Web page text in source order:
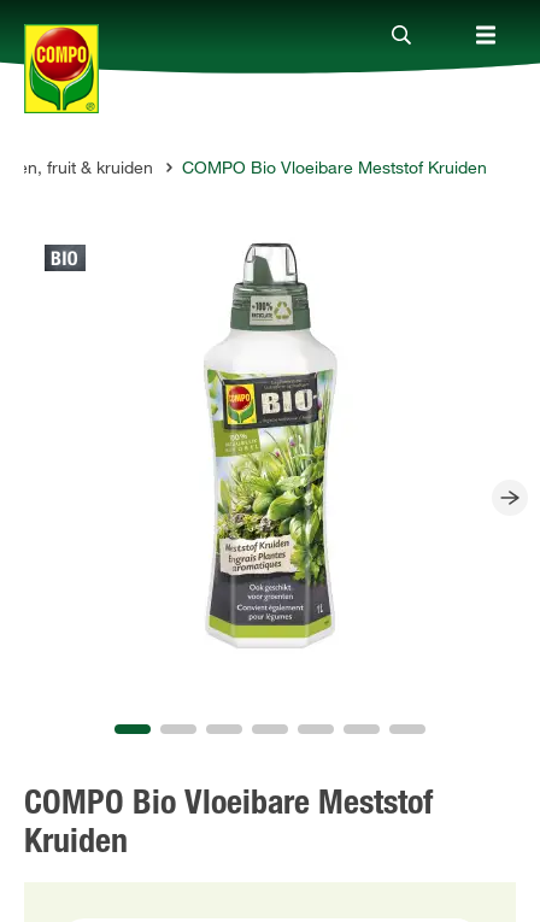
Producten
Advies
fruit & kruiden COMPO Bio Vloeibare Meststof Kruiden
COMPO Bio Vloeibare Meststof
Kruiden